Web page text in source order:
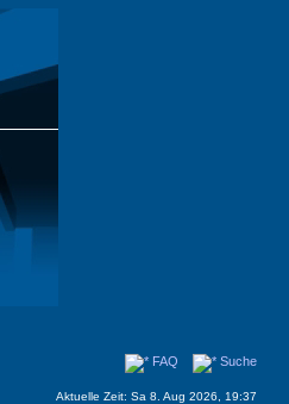
FAQ Suche
Aktuelle Zeit: Sa 8. Aug 2026, 19:37